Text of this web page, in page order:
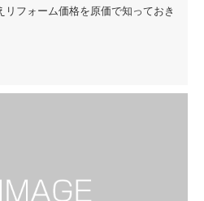
リフォーム価格を原価で知っておき